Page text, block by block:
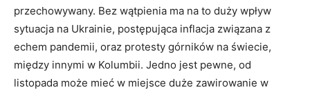
przechowywany. Bez wątpienia ma na to duży wpływ
sytuacja na Ukrainie, postępująca inflacja związana z
echem pandemii, oraz protesty górników na świecie,
między innymi w Kolumbii. Jedno jest pewne, od
listopada może mieć w miejsce duże zawirowanie w